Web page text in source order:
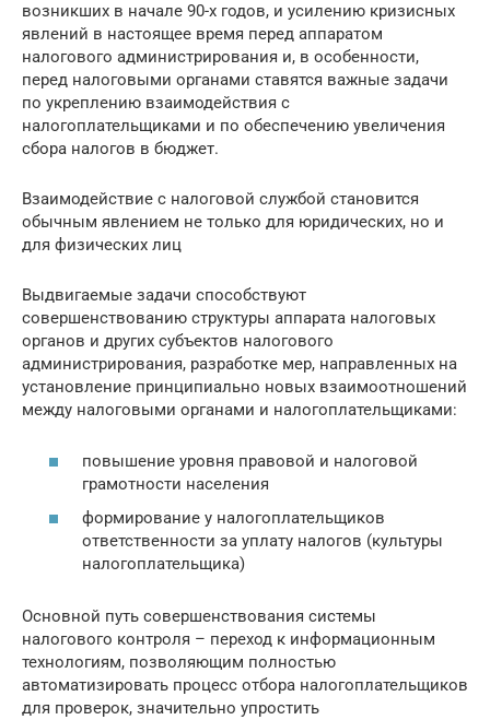
возникших в начале 90-х годов, и усилению кризисных
явлений в настоящее время перед аппаратом
налогового администрирования и, в особенности,
перед налоговыми органами ставятся важные задачи
по укреплению взаимодействия с
налогоплательщиками и по обеспечению увеличения
сбора налогов в бюджет.
Взаимодействие с налоговой службой становится
обычным явлением не только для юридических, но и
для физических лиц
Выдвигаемые задачи способствуют
совершенствованию структуры аппарата налоговых
органов и других субъектов налогового
администрирования, разработке мер, направленных на
установление принципиально новых взаимоотношений
между налоговыми органами и налогоплательщиками:
повышение уровня правовой и налоговой
грамотности населения
формирование у налогоплательщиков
ответственности за уплату налогов (культуры
налогоплательщика)
Основной путь совершенствования системы
налогового контроля – переход к информационным
технологиям, позволяющим полностью
автоматизировать процесс отбора налогоплательщиков
для проверок, значительно упростить